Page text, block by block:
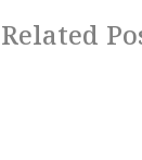
Related